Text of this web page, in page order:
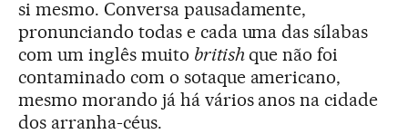
si mesmo. Conversa pausadamente,
pronunciando todas e cada uma das sílabas
com um inglês muito britishque não foi
contaminado com o sotaque americano,
mesmo morando já há vários anos na cidade
dos arranha-céus.